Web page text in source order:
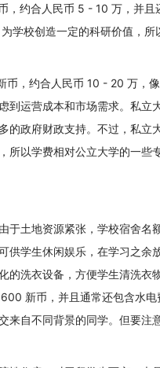
，约合人民币 5 - 10 万，并
学校创造一定的科研价值，
，约合人民币 10 - 20 万，
到运营成本和市场需求。私
的政府财政支持。不过，私立
以学费相对公立大学的一些
于土地资源紧张，学校宿舍
供学生休闲娱乐，在学习之
的洗衣设备，方便学生清洗
新币，并且通常还包含水
来自不同背景的同学。但要注